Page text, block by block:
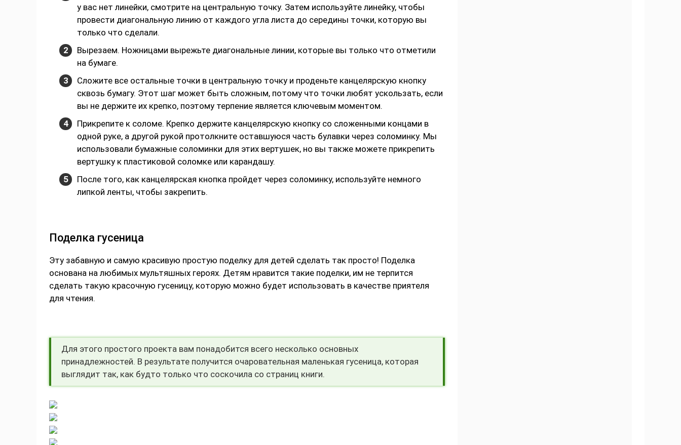
у вас нет линейки, смотрите на центральную точку. Затем используйте линейку, чтобы
провести диагональную линию от каждого угла листа до середины точки, которую вы
только что сделали.
Вырезаем. Ножницами вырежьте диагональные линии, которые вы только что отметили
на бумаге.
Сложите все остальные точки в центральную точку и проденьте канцелярскую кнопку
сквозь бумагу. Этот шаг может быть сложным, потому что точки любят ускользать, если
вы не держите их крепко, поэтому терпение является ключевым моментом.
Прикрепите к соломе. Крепко держите канцелярскую кнопку со сложенными концами в
одной руке, а другой рукой протолкните оставшуюся часть булавки через соломинку. Мы
использовали бумажные соломинки для этих вертушек, но вы также можете прикрепить
вертушку к пластиковой соломке или карандашу.
После того, как канцелярская кнопка пройдет через соломинку, используйте немного
липкой ленты, чтобы закрепить.
Поделка гусеница
Эту забавную и самую красивую простую поделку для детей сделать так просто! Поделка
основана на любимых мультяшных героях. Детям нравится такие поделки, им не терпится
сделать такую красочную гусеницу, которую можно будет использовать в качестве приятеля
для чтения.
Для этого простого проекта вам понадобится всего несколько основных
принадлежностей. В результате получится очаровательная маленькая гусеница, которая
выглядит так, как будто только что соскочила со страниц книги.